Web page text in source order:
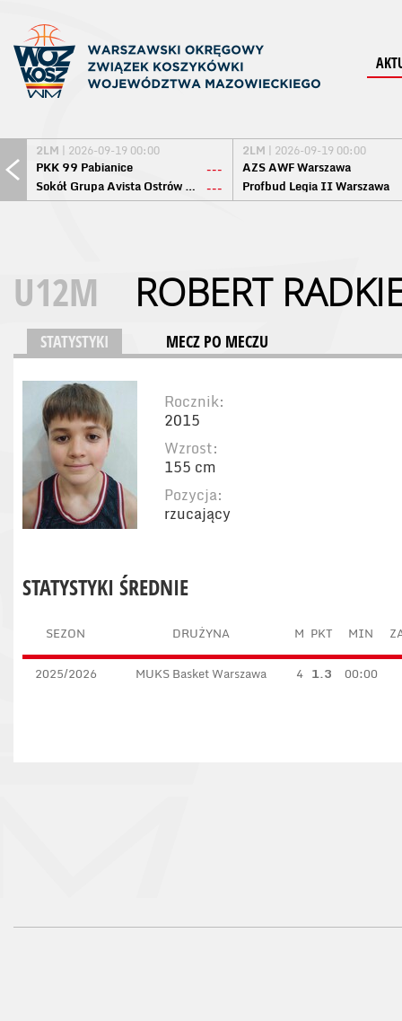
2LM | 2026-09-19 00:00
PKK 99 Pabianice
---
Sokół Grupa Avista Ostrów Maz. ---
2LM | 2026-09-19 00:00
AZS AWF Warszawa
Profbud Legia II Warszawa
U12M ROBERT
STATYSTYKI MECZ PO MECZU
Rocznik:
2015
Wzrost:
155 cm
Pozycja:
rzucający
STATYSTYKI ŚREDNIE
SEZON DRUŻYNA M PKT MIN
2025/2026 MUKS Basket Warszawa 4 1.3 00:00